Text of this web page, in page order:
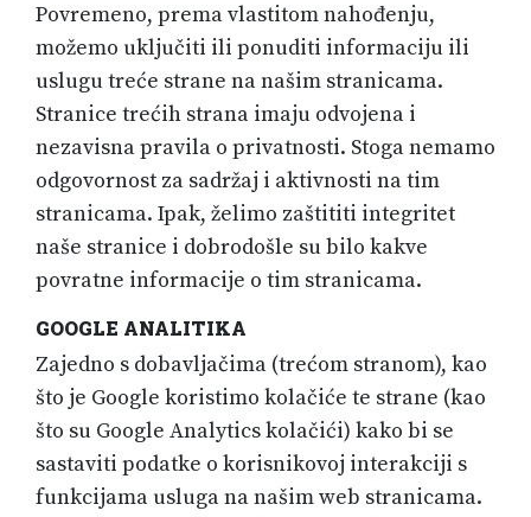
Povremeno, prema vlastitom nahođenju,
možemo uključiti ili ponuditi informaciju ili
uslugu treće strane na našim stranicama.
Stranice trećih strana imaju odvojena i
nezavisna pravila o privatnosti. Stoga nemamo
odgovornost za sadržaj i aktivnosti na tim
stranicama. Ipak, želimo zaštititi integritet
naše stranice i dobrodošle su bilo kakve
povratne informacije o tim stranicama.
GOOGLE ANALITIKA
Zajedno s dobavljačima (trećom stranom), kao
što je Google koristimo kolačiće te strane (kao
što su Google Analytics kolačići) kako bi se
sastaviti podatke o korisnikovoj interakciji s
funkcijama usluga na našim web stranicama.